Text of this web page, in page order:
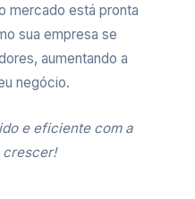
mercado está pronta
sua empresa se
aumentando a
negócio.
e eficiente com a
crescer!